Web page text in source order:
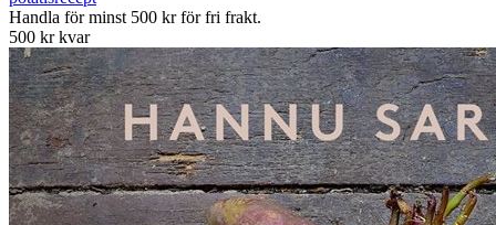
Handla för minst 500 kr för fri frakt.
500 kr kvar